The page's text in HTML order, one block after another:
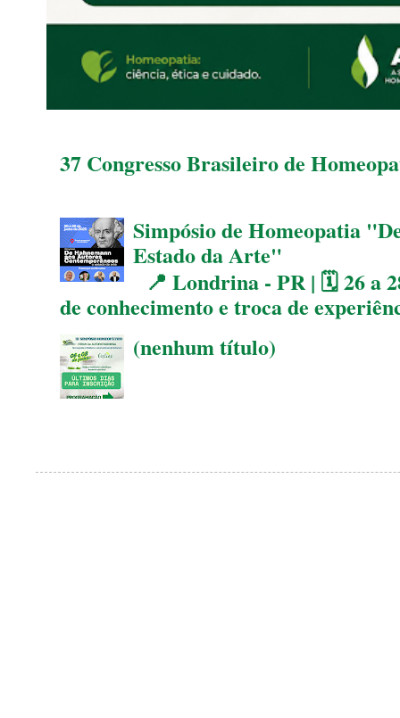
37 Congresso Brasileiro de
Simpósio de Homeopatia
Estado da Arte"
📍 Londrina - PR | 🗓 26 a
de conhecimento e troca de
(nenhum título)